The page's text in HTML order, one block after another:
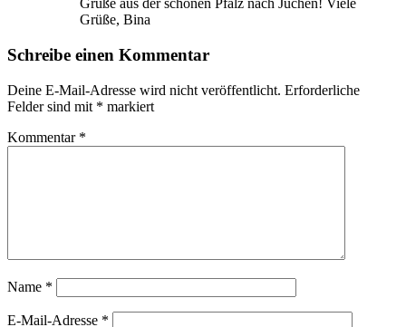
Grüße aus der schönen Pfalz nach Jüchen! Viele
Grüße, Bina
Schreibe einen Kommentar
Deine E-Mail-Adresse wird nicht veröffentlicht. Erforderliche
Felder sind mit * markiert
Kommentar *
Name *
E-Mail-Adresse *